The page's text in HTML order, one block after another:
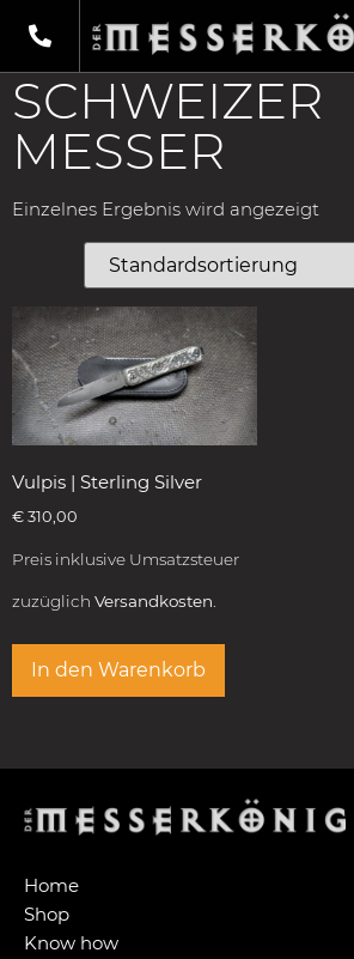
Produkte verschlagwortet mit
Messer“
/ Klappmesser
SCHWEIZER
MESSER
Einzelnes Ergebnis wird angezeigt
Vulpis | Sterling Silver
€ 310,00
Preis inklusive Umsatzsteuer
zuzüglich Versandkosten.
In den Warenkorb
Home
Shop
Know how